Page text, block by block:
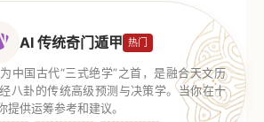
AI 传统奇门遁甲 热门
中国古代“三式绝学”之首，是融合天文历
八卦的传统高级预测与决策学。当你在十
提供运筹参考和建议。